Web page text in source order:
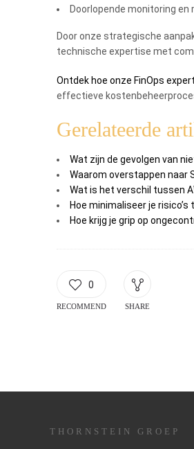
Doorlopende monitoring
Door onze strategische
technische expertise met
Ontdek hoe onze FinOps
effectieve
Gerelateerde
Wat zijn de gevolgen van
Waarom overstappen naar
Wat is het verschil tussen
Hoe minimaliseer je
Hoe krijg je grip op
0
RECOMMEND SHARE
THORNSTEIN GROEP